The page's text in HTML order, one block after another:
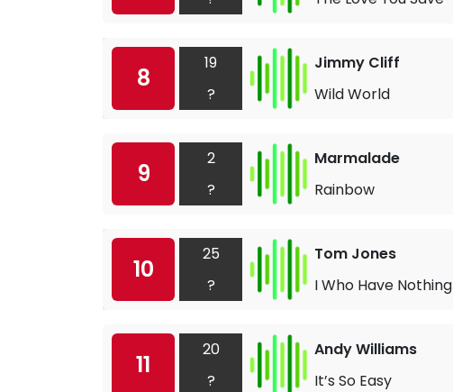
8
19
?
Jimmy Cliff
Wild World
9
2
?
Marmalade
Rainbow
10
25
?
Tom Jones
I Who Have Nothing
11
20
?
Andy Williams
It’s So Easy